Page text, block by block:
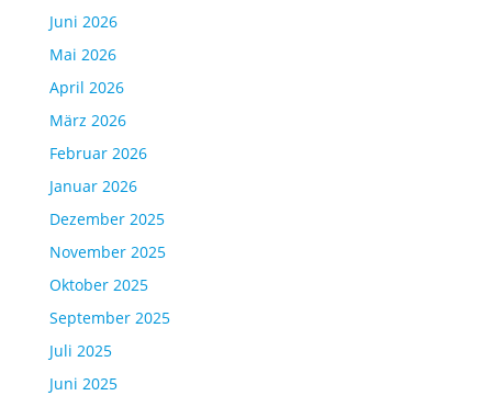
Juni 2026
Mai 2026
April 2026
März 2026
Februar 2026
Januar 2026
Dezember 2025
November 2025
Oktober 2025
September 2025
Juli 2025
Juni 2025